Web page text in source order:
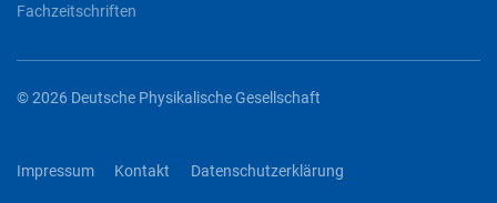
Fachzeitschriften
© 2026 Deutsche Physikalische Gesellschaft
Impressum Kontakt Datenschutzerklärung